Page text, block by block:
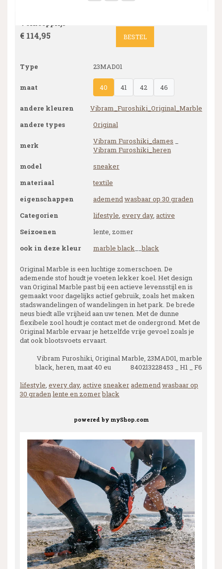
Verkoopprijs
€ 114,95 BESTEL
Type 23MAD01
maat 40 41 42 46
andere kleuren
Vibram_Furoshiki_Original_Marble
andere types
Original
merk Vibram Furoshiki_dames
Vibram Furoshiki_heren
model
sneaker
materiaal
textile
eigenschappen
ademendwasbaar op 30 graden
Categorien
lifestyle, every day, active
Seizoenen
lente, zomer
ook in deze kleur
marble black __black
Original Marble is een luchtige zomerschoen. De
ademende stof houdt je voeten lekker koel. Het design
van Original Marble past bij een actieve levensstijl en is
gemaakt voor dagelijks actief gebruik, zoals het maken
stadswandelingen of wandelingen in het park. De brede
neus biedt alle vrijheid aan uw tenen. Met de dunne
flexibele zool houdt je contact met de ondergrond. Met de
Original Marble ervaar je hetzelfde vrije gevoel zoals je
dat ook blootsvoets ervaart.
Vibram Furoshiki, Original Marble, 23MAD01, marble
black, heren, maat 40 eu 840213228453 _ H1 _ F6
lifestyle, every day, active sneakerademendwasbaar op
30 gradenlente en zomerblack
powered by myShop.com